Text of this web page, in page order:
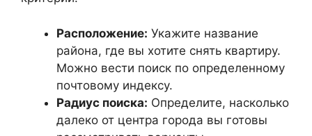
Расположение: Укажите название
района, где вы хотите снять квартиру.
Можно вести поиск по определенному
почтовому индексу.
Радиус поиска: Определите, насколько
далеко от центра города вы готовы